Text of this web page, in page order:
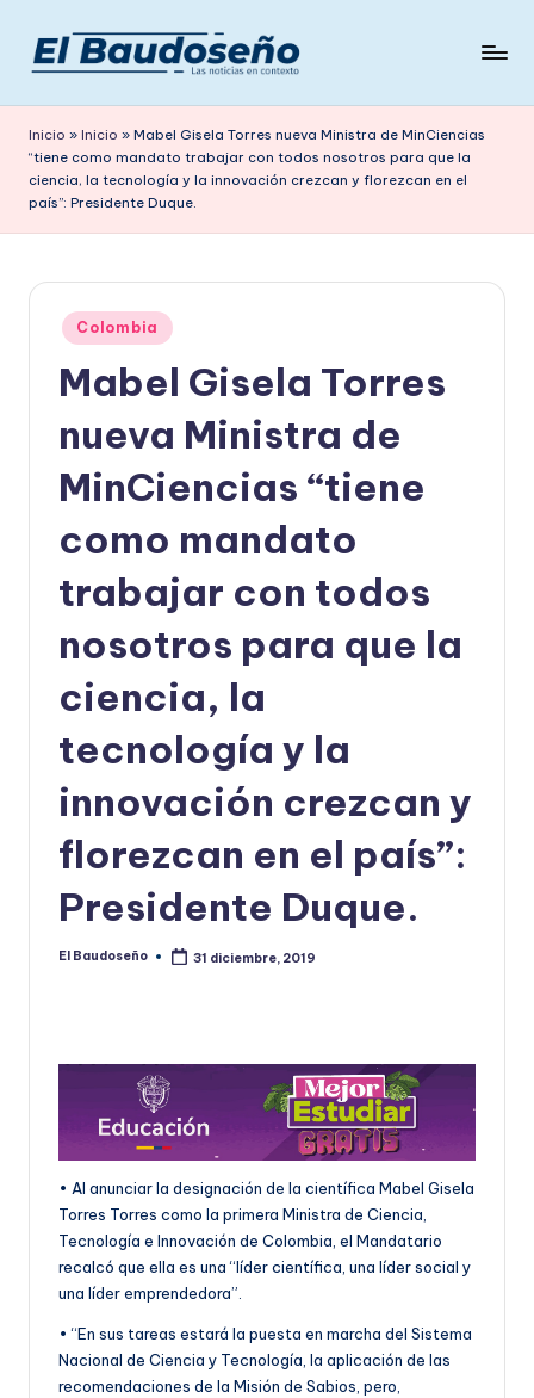
Saltar
contenido
e
ri
ó
i
en
contexto
Inicio » Inicio » Mabel Gisela Torres nueva Ministra de MinCiencias
“tiene como mandato trabajar con todos nosotros para que la
ciencia, la tecnología y la innovación crezcan y florezcan en el
país”: Presidente Duque.
Publicado
en
Colombia
Mabel Gisela Torres
nueva Ministra de
MinCiencias “tiene
como mandato
trabajar con todos
nosotros para que la
ciencia, la
tecnología y la
innovación crezcan y
florezcan en el país”:
Presidente Duque.
Publicado
El Baudoseño 31 diciembre, 2019
• Al anunciar la designación de la científica Mabel Gisela
Torres Torres como la primera Ministra de Ciencia,
Tecnología e Innovación de Colombia, el Mandatario
recalcó que ella es una “líder científica, una líder social y
una líder emprendedora”.
• “En sus tareas estará la puesta en marcha del Sistema
Nacional de Ciencia y Tecnología, la aplicación de las
recomendaciones de la Misión de Sabios, pero,